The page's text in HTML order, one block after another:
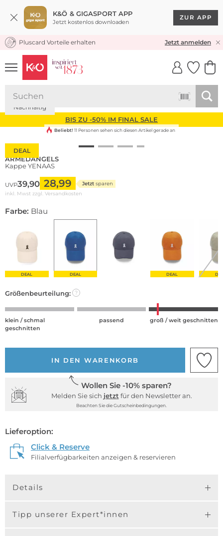
K&Ö & GIGASPORT APP
Jetzt kostenlos downloaden
ZUR APP
KOSTENLOSER VERSAND* & RÜCKVERSAND
Pluscard Vorteile erhalten Jetzt anmelden
UNSERE APP
CLICK &
BIS ZU -50% IM FINAL SALE
DEAL
Nachhaltig
Beliebt! 11 Personen sehen sich diesen Artikel gerade an
ARMEDANGELS
Kappe YENAAS
UVP39,90 28,99 Jetzt sparen
inkl. Mwst zzgl. Versandkosten
Farbe: Blau
DEAL DEAL DEAL
Größenbeurteilung: ?
klein / schmal
geschnitten
passend groß / weit geschnitten
IN DEN WARENKORB
Wollen Sie -10% sparen?
Melden Sie sich jetzt für den Newsletter an.
Beachten Sie die Gutscheinbedingungen.
Lieferoption:
Click & Reserve
Filialverfügbarkeiten anzeigen & reservieren
Details
Tipp unserer Expert*innen